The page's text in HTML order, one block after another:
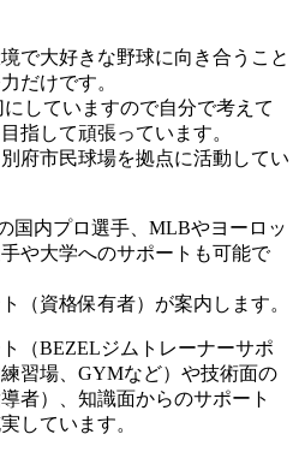
で大好きな野球に向き合うこと
だけです。
していますので自分で考えて
指して頑張っています。
府市民球場を拠点に活動してい
国内プロ選手、MLBやヨーロッ
や大学へのサポートも可能で
（資格保有者）が案内します。
（BEZELジムトレーナーサポ
習場、GYMなど）や技術面の
者）、知識面からのサポート
しています。